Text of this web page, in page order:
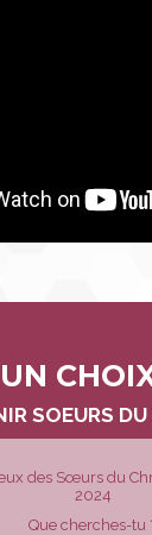
SOEURS
des Sœurs du
2024
Que cherches-tu